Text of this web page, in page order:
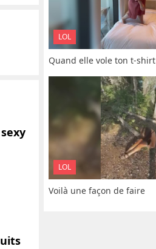
LOL
Quand elle vole ton t-shirt
LOL
Voilà une façon de faire